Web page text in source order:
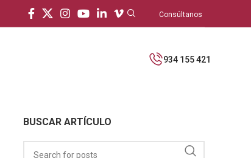
Consúltanos
934 155 421
BUSCAR ARTÍCULO